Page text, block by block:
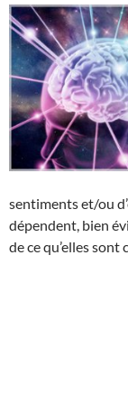
sentiments et/ou
dépendent, bien
de ce qu’elles sont